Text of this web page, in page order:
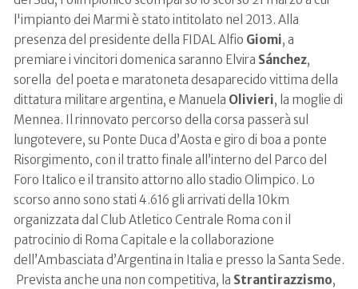
l'impianto dei Marmi è stato intitolato nel 2013. Alla
presenza del presidente della FIDAL Alfio Giomi, a
premiare i vincitori domenica saranno Elvira Sánchez,
sorella del poeta e maratoneta desaparecido vittima della
dittatura militare argentina, e Manuela Olivieri, la moglie di
Mennea. Il rinnovato percorso della corsa passerà sul
lungotevere, su Ponte Duca d’Aosta e giro di boa a ponte
Risorgimento, con il tratto finale all’interno del Parco del
Foro Italico e il transito attorno allo stadio Olimpico. Lo
scorso anno sono stati 4.616 gli arrivati della 10km
organizzata dal Club Atletico Centrale Roma con il
patrocinio di Roma Capitale e la collaborazione
dell’Ambasciata d’Argentina in Italia e presso la Santa Sede.
Prevista anche una non competitiva, la Strantirazzismo,